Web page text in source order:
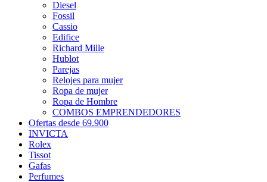
Diesel
Fossil
Cassio
Edifice
Richard Mille
Hublot
Parejas
Relojes para mujer
Ropa de mujer
Ropa de Hombre
COMBOS EMPRENDEDORES
Ofertas desde 69.900
INVICTA
Rolex
Tissot
Gafas
Perfumes